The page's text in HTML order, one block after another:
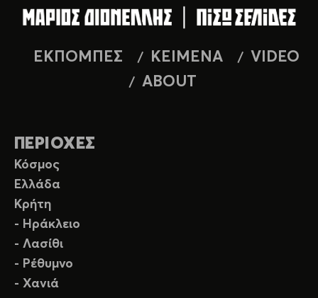
ΕΚΠΟΜΠΕΣ ΚΕΙΜΕΝΑ
VIDEO
ABOUT
ΠΕΡΙΟΧΕΣ
Κόσμος
Ελλάδα
Κρήτη
- Ηράκλειο
- Λασίθι
- Ρέθυμνο
- Χανιά